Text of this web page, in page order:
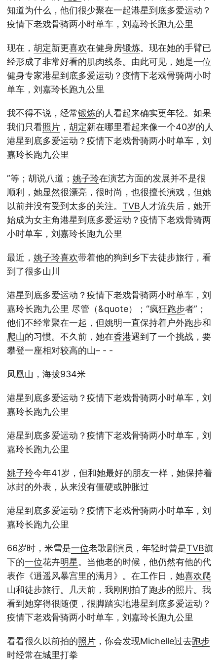
知道为什么，他们很少聚在一起港星到底多爱运动？
疫情下老戏骨骑两小时单车，刘嘉玲长跑九公里
现在， 胡定新更喜欢在健身房锻炼。现在她的手臂已
经形成了非常好看的肌肉线条。由此可见，她是一位
健身专家港星到底多爱运动？疫情下老戏骨骑两小时
单车，刘嘉玲长跑九公里
我不得不说，经常锻炼的人看起来确实更年轻。如果
我们只看照片 ， 胡定新在哪里看起来像一个40岁的人
港星到底多爱运动？疫情下老戏骨骑两小时单车，刘
嘉玲长跑九公里
”等；胡说八道； 姚子玲在演艺方面的发展并不是很
顺利，她显然很漂亮，很时尚，也很擅长演戏，但她
以前并没有受到太多的关注。 TVB人才流失后，她开
始成为女主角港星到底多爱运动？疫情下老戏骨骑两
小时单车，刘嘉玲长跑九公里
最近， 姚子玲喜欢带着他的狗到乡下去徒步旅行，看
到了很多山川
港星到底多爱运动？疫情下老戏骨骑两小时单车，刘
嘉玲长跑九公里 尽管（&quote）；“疯狂跑步者”；
他们不经常聚在一起，但姚明一直保持着户外跑步和
爬山的习惯。不久前，她在香港遇到了一个挑战，要
攀登一座相对较高的山– - -
凤凰山，海拔934米
港星到底多爱运动？疫情下老戏骨骑两小时单车，刘
嘉玲长跑九公里
港星到底多爱运动？疫情下老戏骨骑两小时单车，刘
嘉玲长跑九公里
姚子玲今年41岁，但和她最好的朋友一样，她保持着
冰封的外表，从来没有僵硬或肿胀过
港星到底多爱运动？疫情下老戏骨骑两小时单车，刘
嘉玲长跑九公里
66岁时，米雪是一位老歌剧演员，年轻时曾是TVB旗
下的一位花卉明星。当他老的时候，他仍然有他的代
表作《逍遥风暴宫里的满月》。在工作日，她喜欢爬
山和徒步旅行。几天前，我刚刚拍了跑步的照片。我
看到她穿得很随便，很脚踏实地港星到底多爱运动？
疫情下老戏骨骑两小时单车，刘嘉玲长跑九公里
看看很久以前拍的照片 ，你会发现Michelle过去跑步
时经常在城里打拳